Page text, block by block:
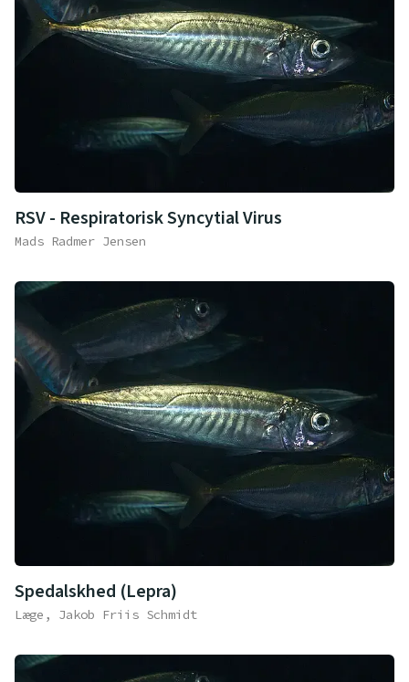
RSV - Respiratorisk Syncytial Virus
Mads Radmer Jensen
Spedalskhed (Lepra)
Læge, Jakob Friis Schmidt